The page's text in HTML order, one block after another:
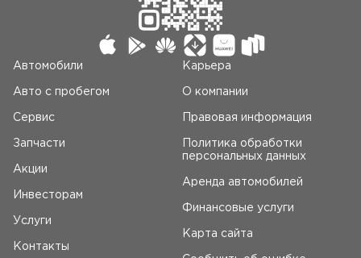
Автомобили
Авто c пробегом
Сервис
Запчасти
Акции
Инвесторам
Услуги
Контакты
Карьера
О компании
Правовая информация
Политика обработки
персональных данных
Аренда автомобилей
Финансовые услуги
Карта сайта